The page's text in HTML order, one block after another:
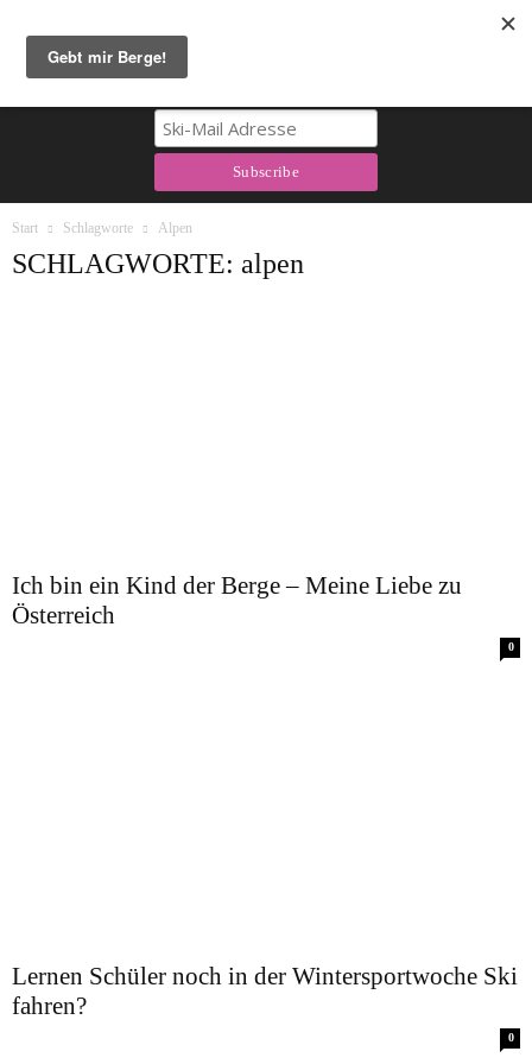
Start Schlagworte Alpen
SCHLAGWORTE: alpen
Ich bin ein Kind der Berge – Meine Liebe zu
Österreich
0
Lernen Schüler noch in der Wintersportwoche Ski
fahren?
0